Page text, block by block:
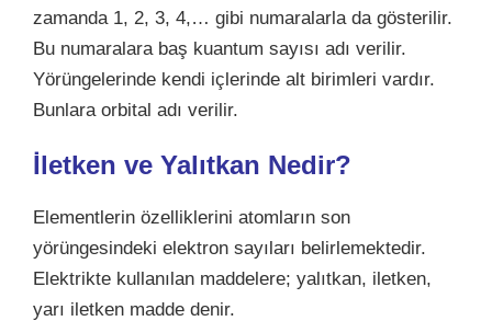
zamanda 1, 2, 3, 4,… gibi numaralarla da gösterilir.
Bu numaralara baş kuantum sayısı adı verilir.
Yörüngelerinde kendi içlerinde alt birimleri vardır.
Bunlara orbital adı verilir.
İletken ve Yalıtkan Nedir?
Elementlerin özelliklerini atomların son
yörüngesindeki elektron sayıları belirlemektedir.
Elektrikte kullanılan maddelere; yalıtkan, iletken,
yarı iletken madde denir.